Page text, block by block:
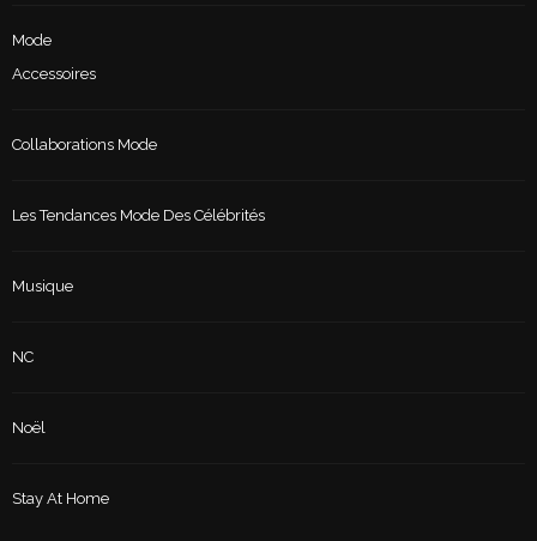
Mode
Accessoires
Collaborations Mode
Les Tendances Mode Des Célébrités
Musique
NC
Noël
Stay At Home